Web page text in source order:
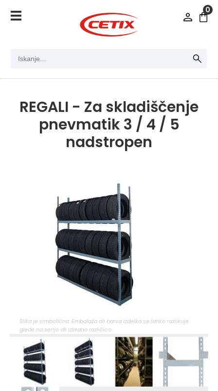
0
REGALI - Za skladiščenje
pnevmatik 3 / 4 / 5
nadstropen
Slika je simbolična. Embalaža ali barva izdelka se lahko razlikuje
glede na serijo ali izbrano različico.